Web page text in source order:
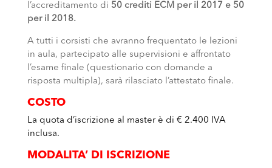
l’accreditamento di 50 crediti ECM per il 2017 e 50
per il 2018.
A tutti i corsisti che avranno frequentato le lezioni
in aula, partecipato alle supervisioni e affrontato
l’esame finale (questionario con domande a
risposta multipla), sarà rilasciato l’attestato finale.
COSTO
La quota d’iscrizione al master è di € 2.400 IVA
inclusa.
MODALITA’ DI ISCRIZIONE